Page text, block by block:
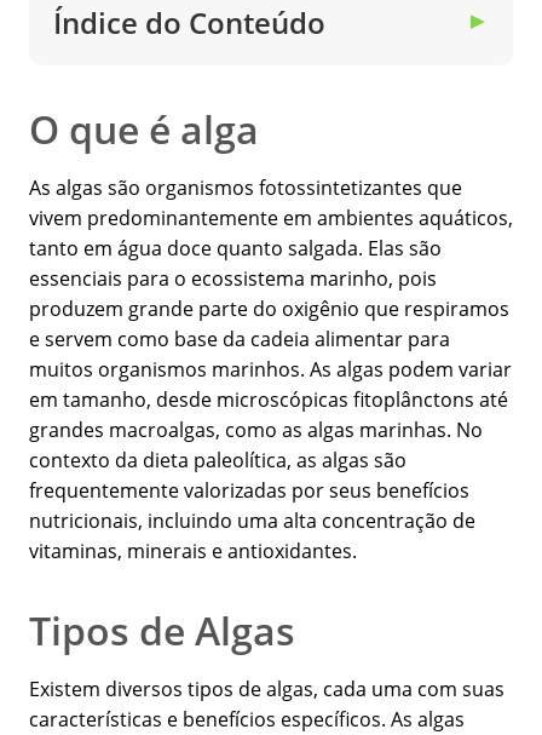
Índice do Conteúdo ▼
O que é alga
As algas são organismos fotossintetizantes que
vivem predominantemente em ambientes aquáticos,
tanto em água doce quanto salgada. Elas são
essenciais para o ecossistema marinho, pois
produzem grande parte do oxigênio que respiramos
e servem como base da cadeia alimentar para
muitos organismos marinhos. As algas podem variar
em tamanho, desde microscópicas fitoplânctons até
grandes macroalgas, como as algas marinhas. No
contexto da dieta paleolítica, as algas são
frequentemente valorizadas por seus benefícios
nutricionais, incluindo uma alta concentração de
vitaminas, minerais e antioxidantes.
Tipos de Algas
Existem diversos tipos de algas, cada uma com suas
características e benefícios específicos. As algas